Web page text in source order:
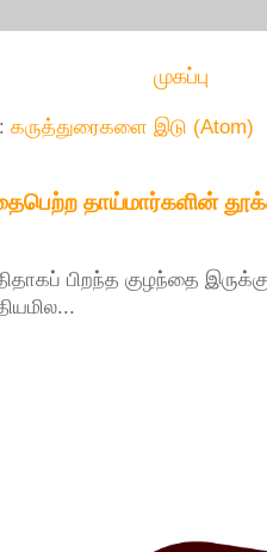
முகப்பு
கருத்துரைகளை இடு (Atom)
தாய்மார்களின்
பிறந்த குழந்தை